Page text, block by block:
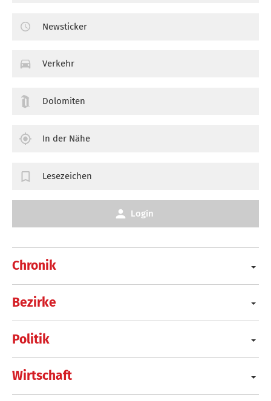
Chronik
Bezirke
Politik
Wirtschaft
Newsticker
Verkehr
Dolomiten
In der Nähe
Lesezeichen
Login